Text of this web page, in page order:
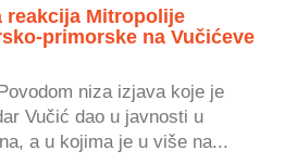
reakcija Mitropolije
primorske na Vučićeve
niza izjava koje je
Vučić dao u javnosti u
a u kojima je u više na...